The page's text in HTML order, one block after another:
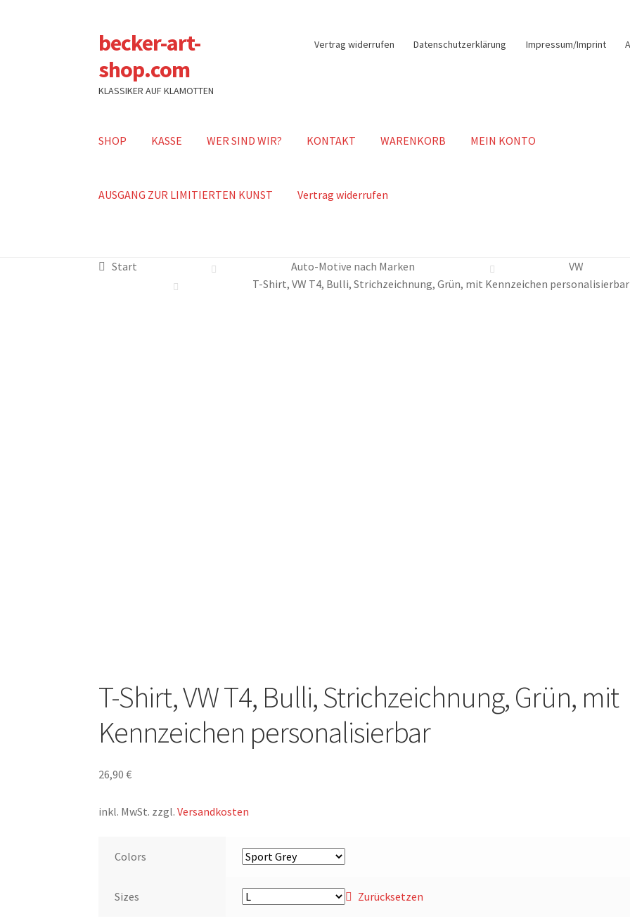
Zur
Navigation
springen
Zum
Inhalt
springen
becker-art-
shop.com
KLASSIKER AUF KLAMOTTEN
Vertrag widerrufen Datenschutzerklärung Impressum/Imprint
SHOP KASSE WER SIND WIR? KONTAKT WARENKORB MEIN KONTO
AUSGANG ZUR LIMITIERTEN KUNST Vertrag widerrufen
Start Auto-Motive nach Marken
VW
T-Shirt, VW T4, Bulli, Strichzeichnung, Grün, mit Kennzeichen personalisierbar
T-Shirt, VW T4, Bulli, Strichzeichnung, Grün, mit
Kennzeichen personalisierbar
26,90€
inkl. MwSt. zzgl.Versandkosten
Colors
Sizes Zurücksetzen